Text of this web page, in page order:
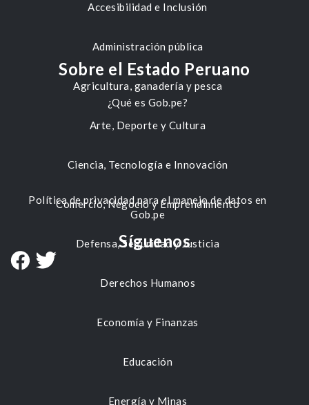
Accesibilidad e Inclusión
Administración pública
Agricultura, ganadería y pesca
Arte, Deporte y Cultura
Ciencia, Tecnología e Innovación
Comercio, Negocio y Emprendimiento
Defensa, Seguridad y Justicia
Derechos Humanos
Economía y Finanzas
Educación
Energía y Minas
Sobre el Estado Peruano
¿Qué es Gob.pe?
Política de privacidad para el manejo de datos en
Gob.pe
Síguenos